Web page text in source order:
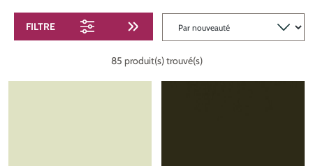
FILTRE
85 produit(s) trouvé(s)